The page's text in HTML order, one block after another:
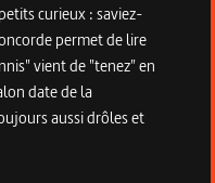
curieux : saviez-
permet de lire
vient de "tenez" en
date de la
aussi drôles et